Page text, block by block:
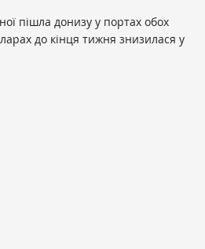
пішла донизу у портах обох
до кінця тижня знизилася у